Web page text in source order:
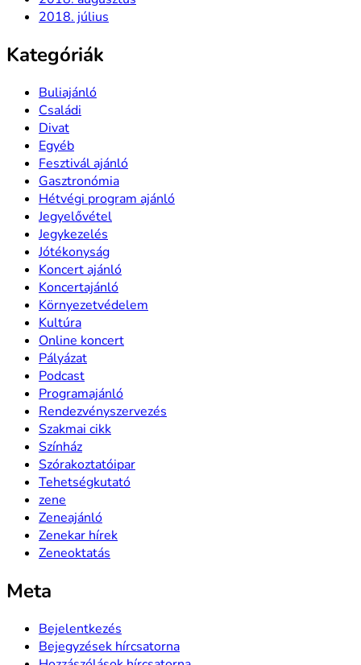
2018. július
Kategóriák
Buliajánló
Családi
Divat
Egyéb
Fesztivál ajánló
Gasztronómia
Hétvégi program ajánló
Jegyelővétel
Jegykezelés
Jótékonyság
Koncert ajánló
Koncertajánló
Környezetvédelem
Kultúra
Online koncert
Pályázat
Podcast
Programajánló
Rendezvényszervezés
Szakmai cikk
Színház
Szórakoztatóipar
Tehetségkutató
zene
Zeneajánló
Zenekar hírek
Zeneoktatás
Meta
Bejelentkezés
Bejegyzések hírcsatorna